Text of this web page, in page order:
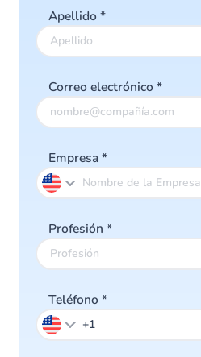
Apellido *
Correo electrónico *
Empresa*
Profesión *
Teléfono *